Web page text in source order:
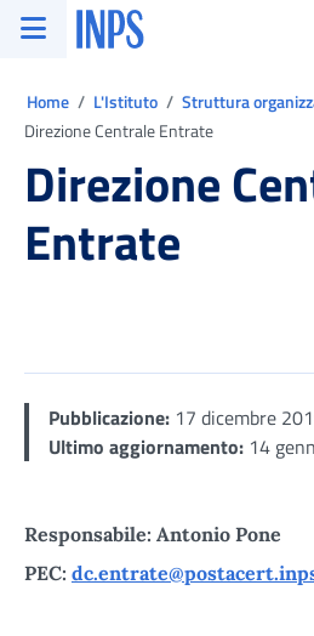
Vai al menu principale
Vai al contenuto principale
Vai al pie' di pagina
INPS ()
Home L'Istituto Struttura
Direzione Centrale Entrate
Direzione
Entrate
Pubblicazione: 17 dicembre
Ultimo aggiornamento: 14
Responsabile: Antonio Pone
PEC: